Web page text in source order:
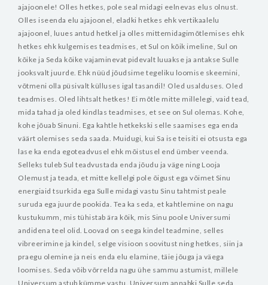
ajajoonele! Olles hetkes, pole seal midagi eelnevas elus olnust.
Olles iseenda elu ajajoonel, eladki hetkes ehk vertikaalelu
ajajoonel, luues antud hetkel ja olles mittemidagimõtlemises ehk
hetkes ehk kulgemises teadmises, et Sul on kõik imeline, Sul on
kõike ja Seda kõike vajaminevat pidevalt luuakse ja antakse Sulle
jooksvalt juurde. Ehk nüüd jõudsime tegeliku loomise skeemini,
võtmeni olla püsivalt külluses igal tasandil! Oled usalduses. Oled
teadmises. Oled lihtsalt hetkes! Ei mõtle mitte millelegi, vaid tead,
mida tahad ja oled kindlas teadmises, et see on Sul olemas. Kohe,
kohe jõuab Sinuni. Ega kahtle hetkekski selle saamises ega enda
väärt olemises seda saada. Muidugi, kui Sa ise teisiti ei otsusta ega
lase ka enda egoteadvusel ehk mõistusel end ümber veenda.
Selleks tuleb Sul teadvustada enda jõudu ja väge ning Looja
Olemust ja teada, et mitte kellelgi pole õigust ega võimet Sinu
energiaid tsurkida ega Sulle midagi vastu Sinu tahtmist peale
suruda ega juurde pookida. Tea ka seda, et kahtlemine on nagu
kustukumm, mis tühistab ära kõik, mis Sinu poole Universumi
andidena teel olid. Loovad on seega kindel teadmine, selles
vibreerimine ja kindel, selge visioon soovitust ning hetkes, siin ja
praegu olemine ja neis enda elu elamine, täie jõuga ja väega
loomises. Seda võib võrrelda nagu ühe sammu astumist, millele
Universum astub kümme vastu. Universum annabki Sulle seda,